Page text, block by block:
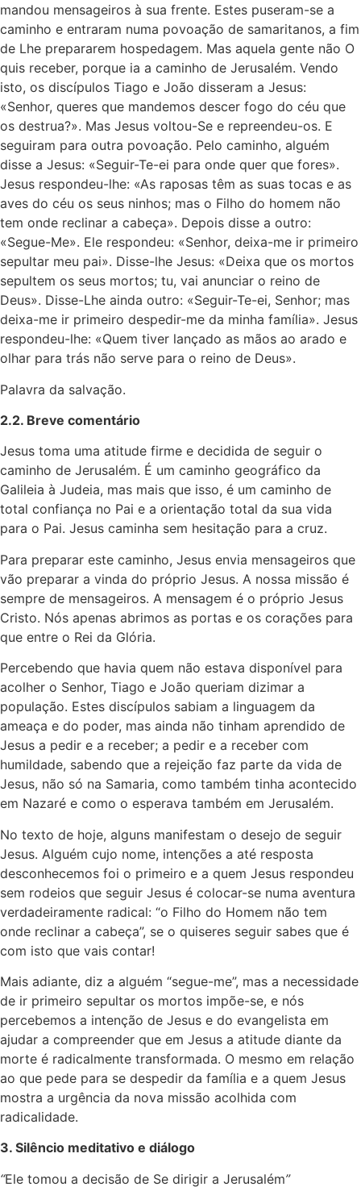
mandou mensageiros à sua frente. Estes puseram-se a
caminho e entraram numa povoação de samaritanos, a fim
de Lhe prepararem hospedagem. Mas aquela gente não O
quis receber, porque ia a caminho de Jerusalém. Vendo
isto, os discípulos Tiago e João disseram a Jesus:
«Senhor, queres que mandemos descer fogo do céu que
os destrua?». Mas Jesus voltou-Se e repreendeu-os. E
seguiram para outra povoação. Pelo caminho, alguém
disse a Jesus: «Seguir-Te-ei para onde quer que fores».
Jesus respondeu-lhe: «As raposas têm as suas tocas e as
aves do céu os seus ninhos; mas o Filho do homem não
tem onde reclinar a cabeça». Depois disse a outro:
«Segue-Me». Ele respondeu: «Senhor, deixa-me ir primeiro
sepultar meu pai». Disse-lhe Jesus: «Deixa que os mortos
sepultem os seus mortos; tu, vai anunciar o reino de
Deus». Disse-Lhe ainda outro: «Seguir-Te-ei, Senhor; mas
deixa-me ir primeiro despedir-me da minha família». Jesus
respondeu-lhe: «Quem tiver lançado as mãos ao arado e
olhar para trás não serve para o reino de Deus».
Palavra da salvação.
2.2. Breve comentário
Jesus toma uma atitude firme e decidida de seguir o
caminho de Jerusalém. É um caminho geográfico da
Galileia à Judeia, mas mais que isso, é um caminho de
total confiança no Pai e a orientação total da sua vida
para o Pai. Jesus caminha sem hesitação para a cruz.
Para preparar este caminho, Jesus envia mensageiros que
vão preparar a vinda do próprio Jesus. A nossa missão é
sempre de mensageiros. A mensagem é o próprio Jesus
Cristo. Nós apenas abrimos as portas e os corações para
que entre o Rei da Glória.
Percebendo que havia quem não estava disponível para
acolher o Senhor, Tiago e João queriam dizimar a
população. Estes discípulos sabiam a linguagem da
ameaça e do poder, mas ainda não tinham aprendido de
Jesus a pedir e a receber; a pedir e a receber com
humildade, sabendo que a rejeição faz parte da vida de
Jesus, não só na Samaria, como também tinha acontecido
em Nazaré e como o esperava também em Jerusalém.
No texto de hoje, alguns manifestam o desejo de seguir
Jesus. Alguém cujo nome, intenções a até resposta
desconhecemos foi o primeiro e a quem Jesus respondeu
sem rodeios que seguir Jesus é colocar-se numa aventura
verdadeiramente radical: “o Filho do Homem não tem
onde reclinar a cabeça”, se o quiseres seguir sabes que é
com isto que vais contar!
Mais adiante, diz a alguém “segue-me”, mas a necessidade
de ir primeiro sepultar os mortos impõe-se, e nós
percebemos a intenção de Jesus e do evangelista em
ajudar a compreender que em Jesus a atitude diante da
morte é radicalmente transformada. O mesmo em relação
ao que pede para se despedir da família e a quem Jesus
mostra a urgência da nova missão acolhida com
radicalidade.
3. Silêncio meditativo e diálogo
“Ele tomou a decisão de Se dirigir a Jerusalém”